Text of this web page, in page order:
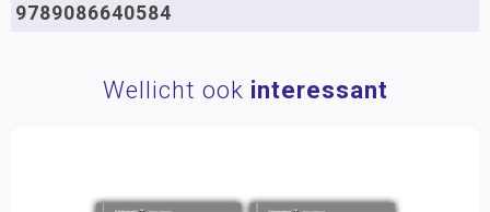
9789086640584
Wellicht ook interessant